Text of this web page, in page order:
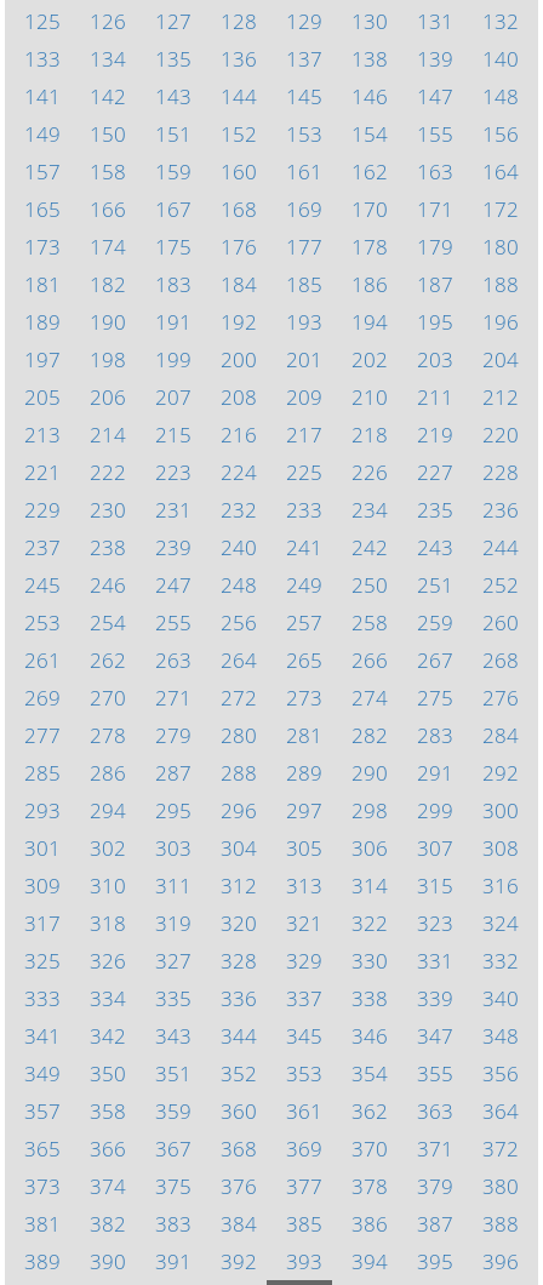
125
126 127 128 129 130 131
132
133
134 135 136 137 138 139
140
141
142 143 144 145 146 147
148
149
150 151 152 153 154 155
156
157
158 159 160 161 162 163
164
165
166 167 168 169 170 171
172
173
174 175 176 177 178 179
180
181
182 183 184 185 186 187
188
189
190 191 192 193 194 195
196
197
198 199 200 201 202 203
204
205
206 207 208 209 210 211
212
213
214 215 216 217 218 219
220
221
222 223 224 225 226 227
228
229
230 231 232 233 234 235
236
237
238 239 240 241 242 243
244
245
246 247 248 249 250 251
252
253
254 255 256 257 258 259
260
261
262 263 264 265 266 267
268
269
270 271 272 273 274 275
276
277
278 279 280 281 282 283
284
285
286 287 288 289 290 291
292
293
294 295 296 297 298 299
300
301
302 303 304 305 306 307
308
309
310 311 312 313 314 315
316
317
318 319 320 321 322 323
324
325
326 327 328 329 330 331
332
333
334 335 336 337 338 339
340
341
342 343 344 345 346 347
348
349
350 351 352 353 354 355
356
357
358 359 360 361 362 363
364
365
366 367 368 369 370 371
372
373
374 375 376 377 378 379
380
381
382 383 384 385 386 387
388
389
390 391 392 393 394 395 396